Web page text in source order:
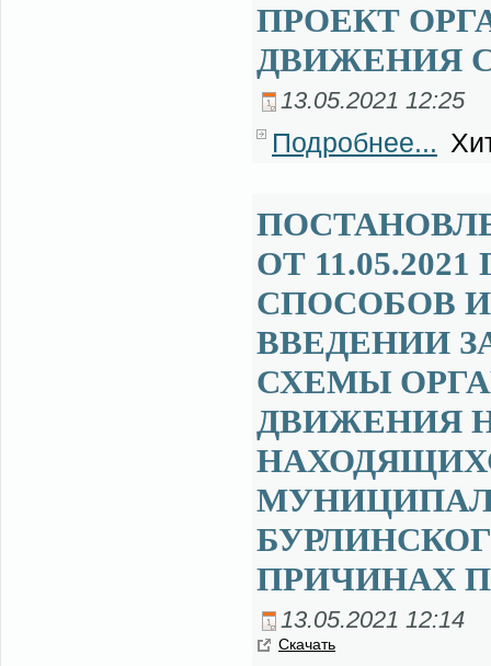
ПРОЕКТ
ДВИЖЕНИЯ
13.05.2021 12:25
Подробнее...
ОТ
СПОСОБОВ
ВВЕДЕНИИ
СХЕМЫ
ДВИЖЕНИЯ
ПРИЧИНАХ
13.05.2021 12:14
Ска­чать